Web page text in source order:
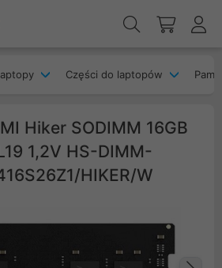
Części do laptopów
Hiker SODIMM 16GB
1,2V HS-DIMM-
HIKER/W